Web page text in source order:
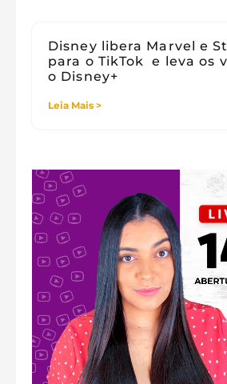
Disney libera Marvel e
para o TikTok e leva os
o Disney+
Leia Mais >